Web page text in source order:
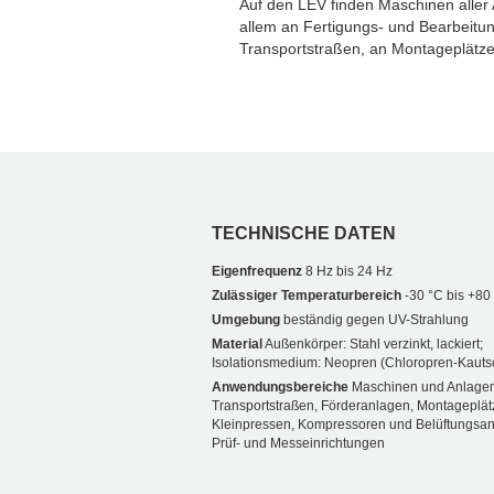
Auf den LEV finden Maschinen
allem an Fertigungs- und
Transportstraßen, an
TECHNISCHE DATEN
Eigenfrequenz 8 Hz bis 24 Hz
Zulässiger Temperaturbereich -30 °C bis +80
Umgebung beständig gegen UV-Strahlung
Material Außenkörper: Stahl verzinkt, lackiert;
Isolationsmedium: Neopren (Chloropren-
Anwendungsbereiche Maschinen und
Transportstraßen, Förderanlagen,
Kleinpressen, Kompressoren und
Prüf- und Messeinrichtungen